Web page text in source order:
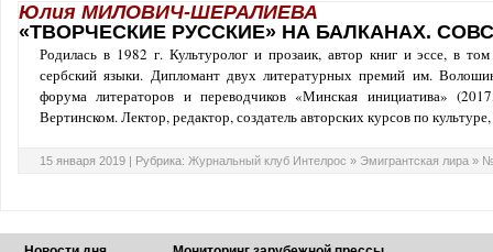
Юлия МИЛОВИЧ-ШЕРАЛИЕВА
«ТВОРЧЕСКИЕ РУССКИЕ» НА БАЛКАНАХ.
Родилась в 1982 г. Культуролог и прозаик, автор книг и эссе, в
сербский языки. Дипломант двух литературных премий им.
форума литераторов и переводчиков «Минская инициатива»
Вертинском. Лектор, редактор, создатель авторских курсов по
15 января 2019 | Рубрика: Журнальный клуб Интелрос » Эмигрантская лира »